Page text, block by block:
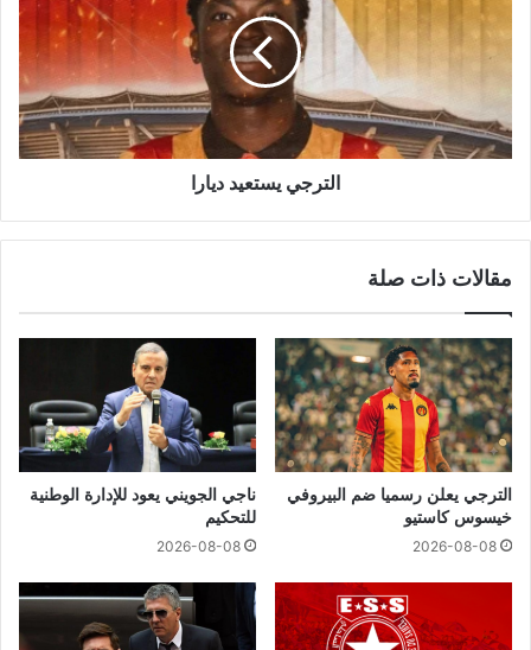
الترجي يستعيد ديارا
مقالات ذات صلة
الترجي يعلن رسميا ضم البيروفي
خيسوس كاستيو
2026-08-08
ناجي الجويني يعود للإدارة الوطنية
للتحكيم
2026-08-08